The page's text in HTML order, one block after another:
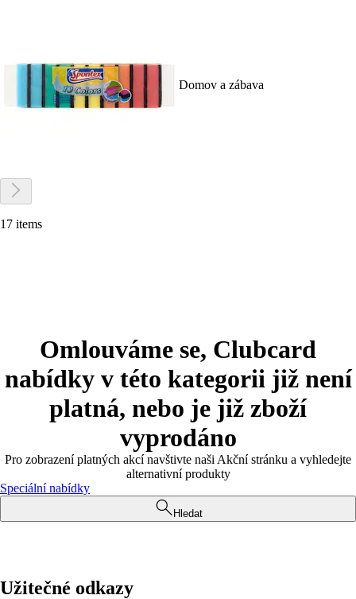
Domov a zábava
17 items
Omlouváme se, Clubcard
nabídky v této kategorii již není
platná, nebo je již zboží
vyprodáno
Pro zobrazení platných akcí navštivte naši Akční stránku a vyhledejte
alternativní produkty
Speciální nabídky
Hledat
Užitečné odkazy